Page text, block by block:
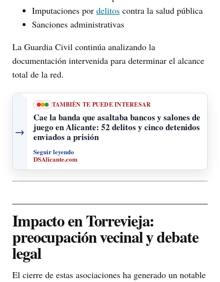
Imputaciones por delitos contra la salud pública
Sanciones administrativas
La Guardia Civil continúa analizando la
documentación intervenida para determinar el alcance
total de la red.
→
TAMBIÉN TE PUEDE INTERESAR
Cae la banda que asaltaba bancos y salones de
juego en Alicante: 52 delitos y cinco detenidos
enviados a prisión
Seguir leyendo
DSAlicante.com
Impacto en Torrevieja:
preocupación vecinal y debate
legal
El cierre de estas asociaciones ha generado un notable